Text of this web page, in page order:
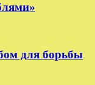
для борьбы